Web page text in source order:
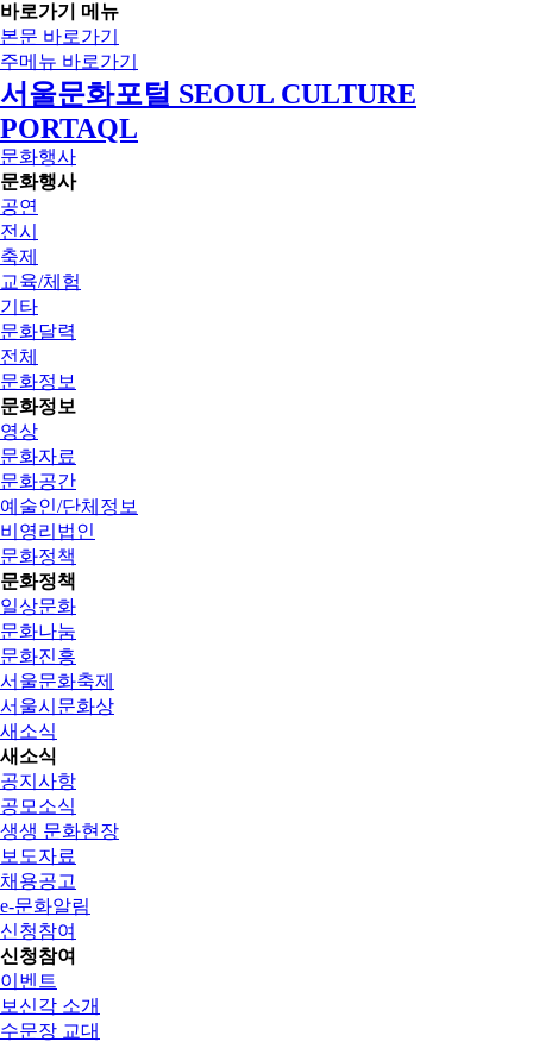
바로가기 메뉴
본문 바로가기
주메뉴 바로가기
서울문화포털 SEOUL CULTURE
PORTAQL
문화행사
문화행사
공연
전시
축제
교육/체험
기타
문화달력
전체
문화정보
문화정보
영상
문화자료
문화공간
예술인/단체정보
비영리법인
문화정책
문화정책
일상문화
문화나눔
문화진흥
서울문화축제
서울시문화상
새소식
새소식
공지사항
공모소식
생생 문화현장
보도자료
채용공고
e-문화알림
신청참여
신청참여
이벤트
보신각 소개
수문장 교대